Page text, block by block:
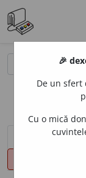
sinteza
🎉
De un sfert
Cu o mică